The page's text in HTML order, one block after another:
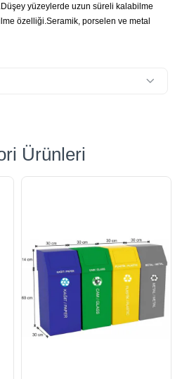
yüzeylerde uzun süreli kalabilme
özelliği.Seramik, porselen ve metal
Ürünleri